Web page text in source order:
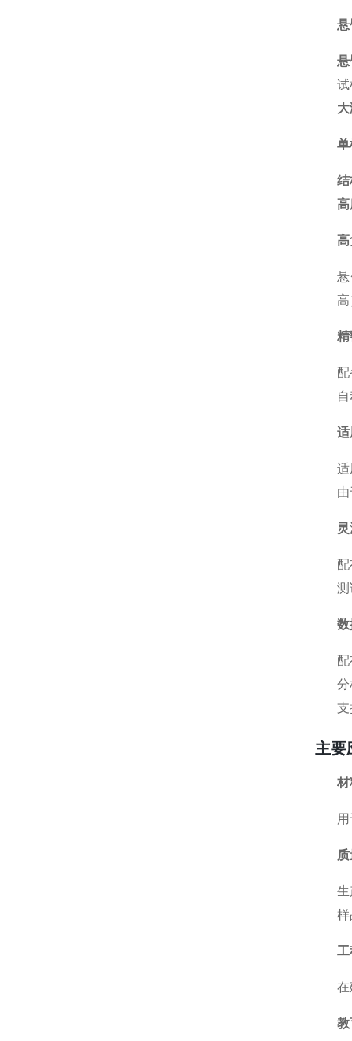
悬
悬
试
单
结
高
高
高
精
适
适
测
数
分
支
主要
材
生
样
工
在
教